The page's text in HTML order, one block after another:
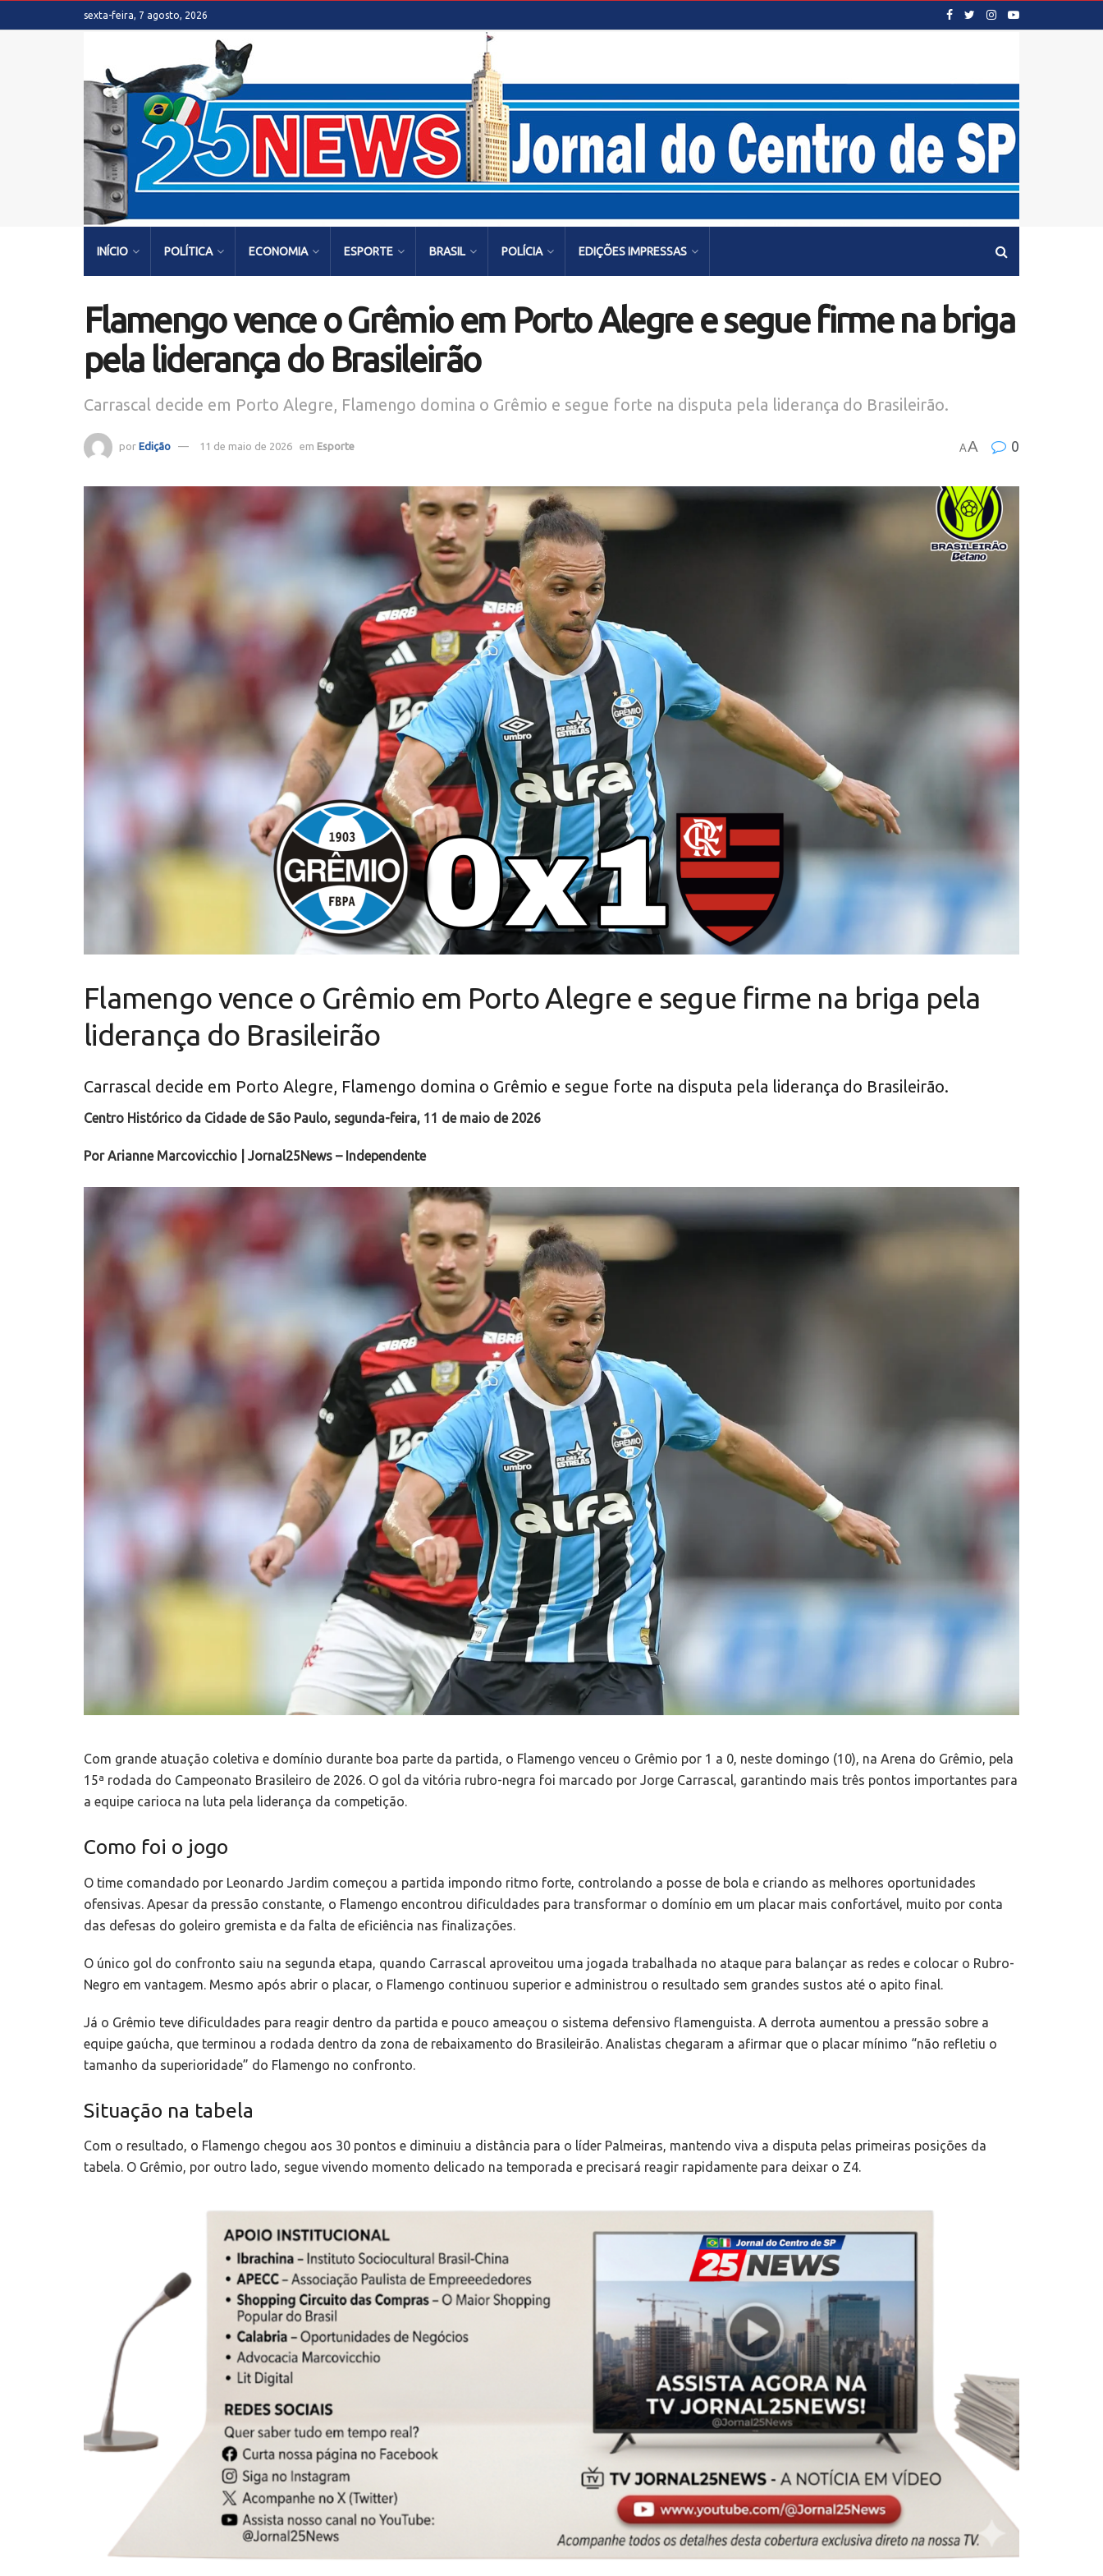
sexta-feira, 7 agosto, 2026
INÍCIO POLÍTICA ECONOMIA ESPORTE BRASIL POLÍCIA EDIÇÕES IMPRESSAS
Flamengo vence o Grêmio em Porto Alegre e segue firme na briga
pela liderança do Brasileirão
Carrascal decide em Porto Alegre, Flamengo domina o Grêmio e segue forte na disputa pela liderança do Brasileirão.
por Edição 11 de maio de 2026 em Esporte AA 0
Flamengo vence o Grêmio em Porto Alegre e segue firme na briga pela
liderança do Brasileirão
Carrascal decide em Porto Alegre, Flamengo domina o Grêmio e segue forte na disputa pela liderança do Brasileirão.
Centro Histórico da Cidade de São Paulo, segunda-feira, 11 de maio de 2026
Por Arianne Marcovicchio | Jornal25News – Independente
Com grande atuação coletiva e domínio durante boa parte da partida, o Flamengo venceu o Grêmio por 1 a 0, neste domingo (10), na Arena do Grêmio, pela
15ª rodada do Campeonato Brasileiro de 2026. O gol da vitória rubro-negra foi marcado por Jorge Carrascal, garantindo mais três pontos importantes para
a equipe carioca na luta pela liderança da competição.
Como foi o jogo
O time comandado por Leonardo Jardim começou a partida impondo ritmo forte, controlando a posse de bola e criando as melhores oportunidades
ofensivas. Apesar da pressão constante, o Flamengo encontrou dificuldades para transformar o domínio em um placar mais confortável, muito por conta
das defesas do goleiro gremista e da falta de eficiência nas finalizações.
O único gol do confronto saiu na segunda etapa, quando Carrascal aproveitou uma jogada trabalhada no ataque para balançar as redes e colocar o Rubro-
Negro em vantagem. Mesmo após abrir o placar, o Flamengo continuou superior e administrou o resultado sem grandes sustos até o apito final.
Já o Grêmio teve dificuldades para reagir dentro da partida e pouco ameaçou o sistema defensivo flamenguista. A derrota aumentou a pressão sobre a
equipe gaúcha, que terminou a rodada dentro da zona de rebaixamento do Brasileirão. Analistas chegaram a afirmar que o placar mínimo “não refletiu o
tamanho da superioridade” do Flamengo no confronto.
Situação na tabela
Com o resultado, o Flamengo chegou aos 30 pontos e diminuiu a distância para o líder Palmeiras, mantendo viva a disputa pelas primeiras posições da
tabela. O Grêmio, por outro lado, segue vivendo momento delicado na temporada e precisará reagir rapidamente para deixar o Z4.